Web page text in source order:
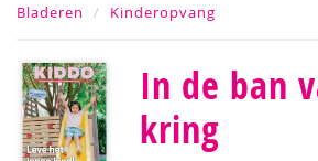
Bladeren Kinderopvang
In de ban
kring